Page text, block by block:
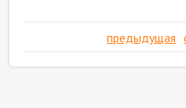
предыдущая